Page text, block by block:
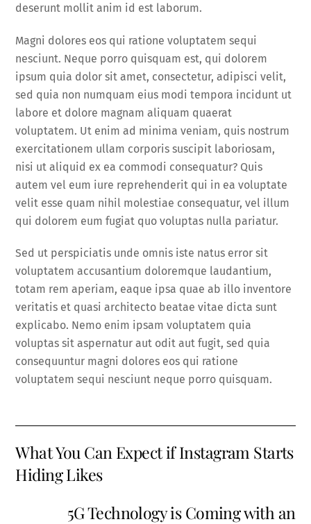
deserunt mollit anim id est laborum.
Magni dolores eos qui ratione voluptatem sequi
nesciunt. Neque porro quisquam est, qui dolorem
ipsum quia dolor sit amet, consectetur, adipisci velit,
sed quia non numquam eius modi tempora incidunt ut
labore et dolore magnam aliquam quaerat
voluptatem. Ut enim ad minima veniam, quis nostrum
exercitationem ullam corporis suscipit laboriosam,
nisi ut aliquid ex ea commodi consequatur? Quis
autem vel eum iure reprehenderit qui in ea voluptate
velit esse quam nihil molestiae consequatur, vel illum
qui dolorem eum fugiat quo voluptas nulla pariatur.
Sed ut perspiciatis unde omnis iste natus error sit
voluptatem accusantium doloremque laudantium,
totam rem aperiam, eaque ipsa quae ab illo inventore
veritatis et quasi architecto beatae vitae dicta sunt
explicabo. Nemo enim ipsam voluptatem quia
voluptas sit aspernatur aut odit aut fugit, sed quia
consequuntur magni dolores eos qui ratione
voluptatem sequi nesciunt neque porro quisquam.
What You Can Expect if Instagram Starts
Hiding Likes
5G Technology is Coming with an